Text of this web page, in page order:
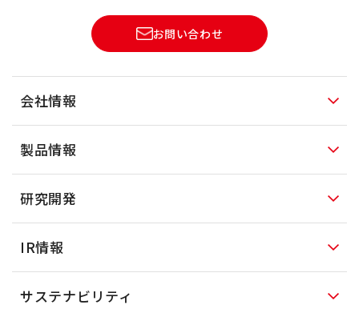
お問い合わせ
会社情報
製品情報
研究開発
IR情報
サステナビリティ